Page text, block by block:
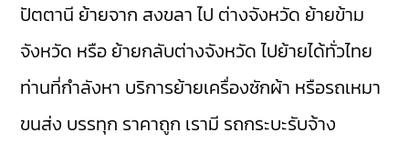
ปัตตานี ย้ายจาก สงขลา ไป ต่างจังหวัด ย้ายข้าม
จังหวัด หรือ ย้ายกลับต่างจังหวัด ไปย้ายได้ทั่วไทย
ท่านที่กำลังหา บริการย้ายเครื่องซักผ้า หรือรถเหมา
ขนส่ง บรรทุก ราคาถูก เรามี รถกระบะรับจ้าง